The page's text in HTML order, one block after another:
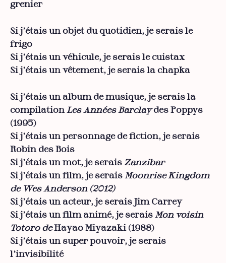
grenier
Si j’étais un objet du quotidien, je serais le
frigo
Si j’étais un véhicule, je serais le cuistax
Si j’étais un vêtement, je serais la chapka
Si j’étais un album de musique, je serais la
compilationLes Années Barclaydes Poppys
(1995)
Si j’étais un personnage de fiction, je serais
Robin des Bois
Si j’étais un mot, je serais Zanzibar
Si j’étais un film, je serais Moonrise Kingdom
de Wes Anderson (2012)
Si j’étais un acteur, je serais Jim Carrey
Si j’étais un film animé, je serais Mon voisin
Totoro deHayao Miyazaki (1988)
Si j’étais un super pouvoir, je serais
l’invisibilité